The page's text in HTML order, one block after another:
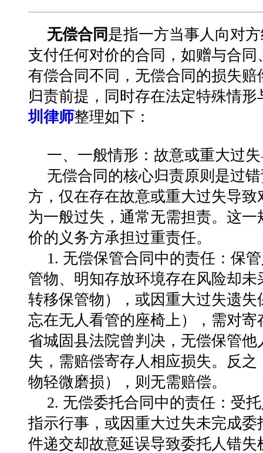
无偿合同是指一方当事人向对
支付任何对价的合同，如赠与合
有偿合同不同，无偿合同的损失
归责前提，同时存在法定特殊情
圳律师整理如下：
一、一般情形：故意或重大过
无偿合同的核心归责原则是过
方，仅在存在故意或重大过失导
为一般过失，通常无需担责。这
价的义务方承担过重责任。
1. 无偿保管合同中的责任：保
管物、明知存放环境存在风险却
转移保管物），或因重大过失遗
忘在无人看管的座椅上），需对
省城固县法院曾判决，无偿保管
失，需赔偿寄存人相应损失。反
物轻微磨损），则无需赔偿。
2. 无偿委托合同中的责任：受
指示行事，或因重大过失未完成
件递交却故意延误导致委托人错